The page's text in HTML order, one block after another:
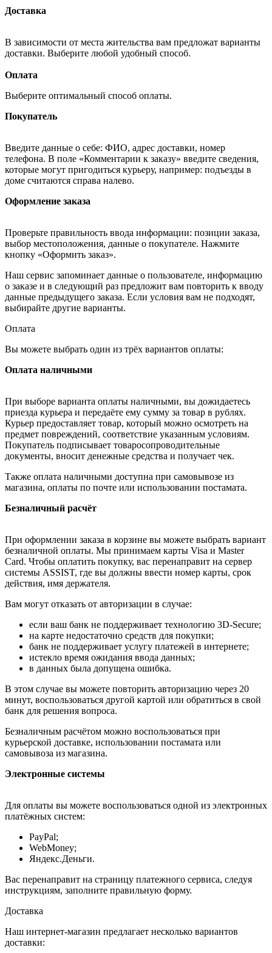
Доставка
В зависимости от места жительства вам предложат варианты
доставки. Выберите любой удобный способ.
Оплата
Выберите оптимальный способ оплаты.
Покупатель
Введите данные о себе: ФИО, адрес доставки, номер
телефона. В поле «Комментарии к заказу» введите сведения,
которые могут пригодиться курьеру, например: подъезды в
доме считаются справа налево.
Оформление заказа
Проверьте правильность ввода информации: позиции заказа,
выбор местоположения, данные о покупателе. Нажмите
кнопку «Оформить заказ».
Наш сервис запоминает данные о пользователе, информацию
о заказе и в следующий раз предложит вам повторить к вводу
данные предыдущего заказа. Если условия вам не подходят,
выбирайте другие варианты.
Оплата
Вы можете выбрать один из трёх вариантов оплаты:
Оплата наличными
При выборе варианта оплаты наличными, вы дожидаетесь
приезда курьера и передаёте ему сумму за товар в рублях.
Курьер предоставляет товар, который можно осмотреть на
предмет повреждений, соответствие указанным условиям.
Покупатель подписывает товаросопроводительные
документы, вносит денежные средства и получает чек.
Также оплата наличными доступна при самовывозе из
магазина, оплаты по почте или использовании постамата.
Безналичный расчёт
При оформлении заказа в корзине вы можете выбрать вариант
безналичной оплаты. Мы принимаем карты Visa и Master
Card. Чтобы оплатить покупку, вас перенаправит на сервер
системы ASSIST, где вы должны ввести номер карты, срок
действия, имя держателя.
Вам могут отказать от авторизации в случае:
если ваш банк не поддерживает технологию 3D-Secure;
на карте недостаточно средств для покупки;
банк не поддерживает услугу платежей в интернете;
истекло время ожидания ввода данных;
в данных была допущена ошибка.
В этом случае вы можете повторить авторизацию через 20
минут, воспользоваться другой картой или обратиться в свой
банк для решения вопроса.
Безналичным расчётом можно воспользоваться при
курьерской доставке, использовании постамата или
самовывоза из магазина.
Электронные системы
Для оплаты вы можете воспользоваться одной из электронных
платёжных систем:
PayPal;
WebMoney;
Яндекс.Деньги.
Вас перенаправит на страницу платежного сервиса, следуя
инструкциям, заполните правильную форму.
Доставка
Наш интернет-магазин предлагает несколько вариантов
доставки: